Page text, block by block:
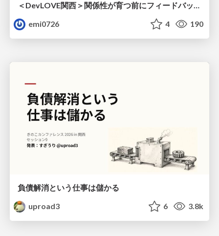
＜DevLOVE関西＞関係性が育つ前にフィードバックを届ける ～関係性が育つのを待てないとき、どう渡すのか～
emi0726
4 190
負債解消という仕事は儲かる
uproad3
6 3.8k